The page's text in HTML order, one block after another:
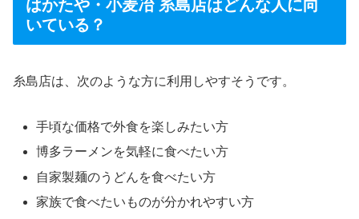
はかたや・小麦冶 糸島店はどんな人に向
いている？
糸島店は、次のような方に利用しやすそうです。
手頃な価格で外食を楽しみたい方
博多ラーメンを気軽に食べたい方
自家製麺のうどんを食べたい方
家族で食べたいものが分かれやすい方